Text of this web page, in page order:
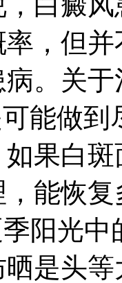
率，但
。关
能做
果白
能恢
阳光
是头